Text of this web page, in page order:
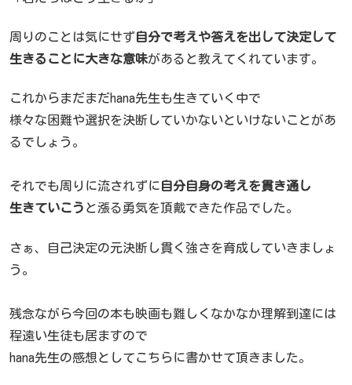
周りのことは気にせず自分で考えや答えを出して決定して
生きることに大きな意味があると教えてくれています。
これからまだまだhana先生も生きていく中で
様々な困難や選択を決断していかないといけないことがあ
るでしょう。
それでも周りに流されずに自分自身の考えを貫き通し
生きていこう と漲る勇気を頂戴できた作品でした。
さぁ、自己決定の元決断し貫く強さを育成していきましょ
う。
残念ながら今回の本も映画も難しくなかなか理解到達には
程遠い生徒も居ますので
hana先生の感想としてこちらに書かせて頂きました。